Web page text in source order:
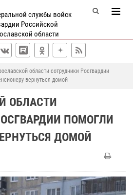
службы войск
Российской
области
области сотрудники Росгвардии
вернуться домой
ОБЛАСТИ
ПОМОГЛИ
ДОМОЙ